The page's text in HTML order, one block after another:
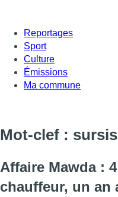
Reportages
Sport
Culture
Émissions
Ma commune
Mot-clef : sursis
Affaire Mawda :
chauffeur, un an